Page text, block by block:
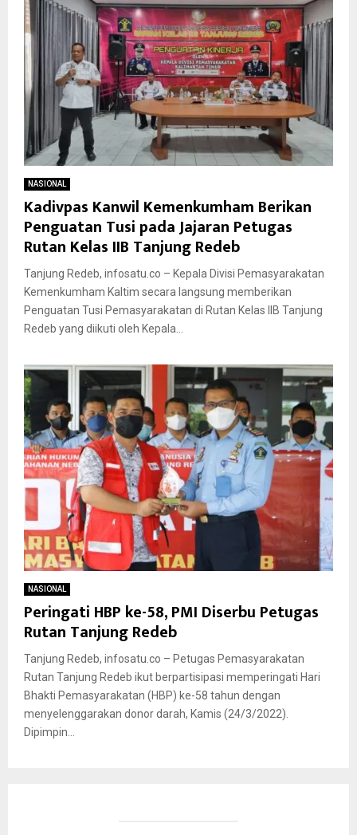
NASIONAL
Kadivpas Kanwil Kemenkumham Berikan
Penguatan Tusi pada Jajaran Petugas
Rutan Kelas IIB Tanjung Redeb
Tanjung Redeb, infosatu.co – Kepala Divisi Pemasyarakatan
Kemenkumham Kaltim secara langsung memberikan
Penguatan Tusi Pemasyarakatan di Rutan Kelas IIB Tanjung
Redeb yang diikuti oleh Kepala...
NASIONAL
Peringati HBP ke-58, PMI Diserbu Petugas
Rutan Tanjung Redeb
Tanjung Redeb, infosatu.co – Petugas Pemasyarakatan
Rutan Tanjung Redeb ikut berpartisipasi memperingati Hari
Bhakti Pemasyarakatan (HBP) ke-58 tahun dengan
menyelenggarakan donor darah, Kamis (24/3/2022).
Dipimpin...